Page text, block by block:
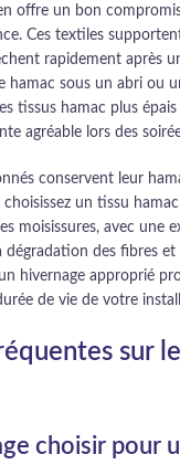
offre un bon
Ces textiles
rapidement après
hamac sous un abri ou
tissus hamac plus
agréable lors des
conservent leur
choisissez un tissu
moisissures, avec une
dégradation des fibres
hivernage approprié
de vie de votre
sur
choisir pour